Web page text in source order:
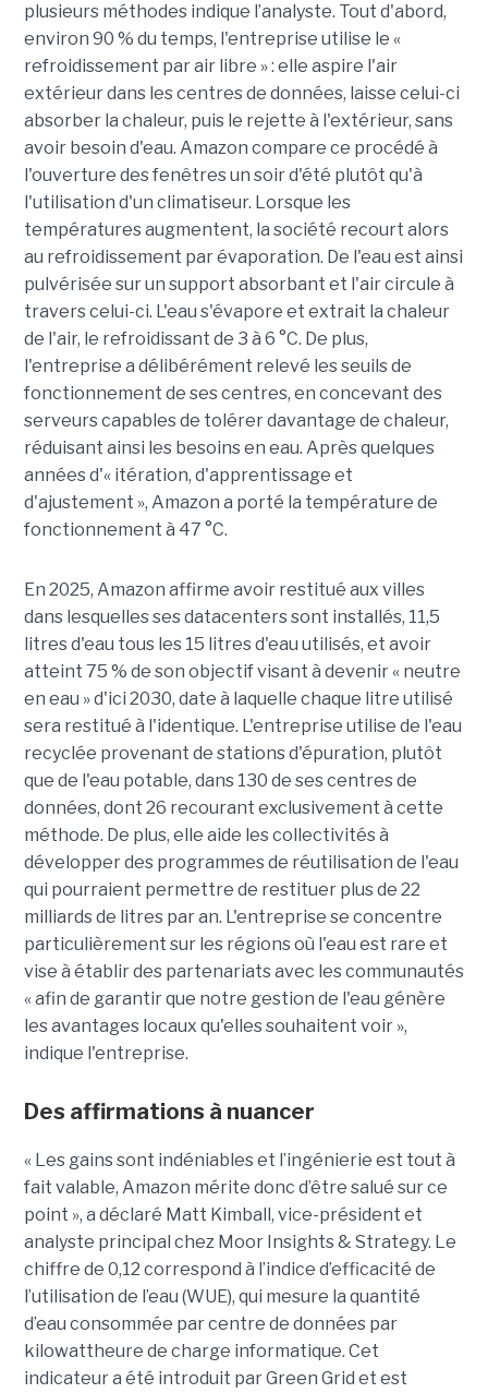
plusieurs méthodes indique l’analyste. Tout d'abord,
environ 90 % du temps, l'entreprise utilise le «
refroidissement par air libre » : elle aspire l'air
extérieur dans les centres de données, laisse celui-ci
absorber la chaleur, puis le rejette à l'extérieur, sans
avoir besoin d'eau. Amazon compare ce procédé à
l'ouverture des fenêtres un soir d'été plutôt qu'à
l'utilisation d'un climatiseur. Lorsque les
températures augmentent, la société recourt alors
au refroidissement par évaporation. De l'eau est ainsi
pulvérisée sur un support absorbant et l'air circule à
travers celui-ci. L'eau s'évapore et extrait la chaleur
de l'air, le refroidissant de 3 à 6 °C. De plus,
l'entreprise a délibérément relevé les seuils de
fonctionnement de ses centres, en concevant des
serveurs capables de tolérer davantage de chaleur,
réduisant ainsi les besoins en eau. Après quelques
années d'« itération, d'apprentissage et
d'ajustement », Amazon a porté la température de
fonctionnement à 47 °C.
En 2025, Amazon affirme avoir restitué aux villes
dans lesquelles ses datacenters sont installés, 11,5
litres d'eau tous les 15 litres d'eau utilisés, et avoir
atteint 75 % de son objectif visant à devenir « neutre
en eau » d'ici 2030, date à laquelle chaque litre utilisé
sera restitué à l'identique. L'entreprise utilise de l'eau
recyclée provenant de stations d'épuration, plutôt
que de l'eau potable, dans 130 de ses centres de
données, dont 26 recourant exclusivement à cette
méthode. De plus, elle aide les collectivités à
développer des programmes de réutilisation de l'eau
qui pourraient permettre de restituer plus de 22
milliards de litres par an. L'entreprise se concentre
particulièrement sur les régions où l'eau est rare et
vise à établir des partenariats avec les communautés
« afin de garantir que notre gestion de l'eau génère
les avantages locaux qu'elles souhaitent voir »,
indique l'entreprise.
Des affirmations à nuancer
« Les gains sont indéniables et l’ingénierie est tout à
fait valable, Amazon mérite donc d’être salué sur ce
point », a déclaré Matt Kimball, vice-président et
analyste principal chez Moor Insights & Strategy. Le
chiffre de 0,12 correspond à l’indice d’efficacité de
l’utilisation de l’eau (WUE), qui mesure la quantité
d’eau consommée par centre de données par
kilowattheure de charge informatique. Cet
indicateur a été introduit par Green Grid et est